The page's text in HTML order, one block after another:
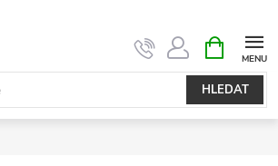
HLEDAT
NÁKUPNÍ
KOŠÍK